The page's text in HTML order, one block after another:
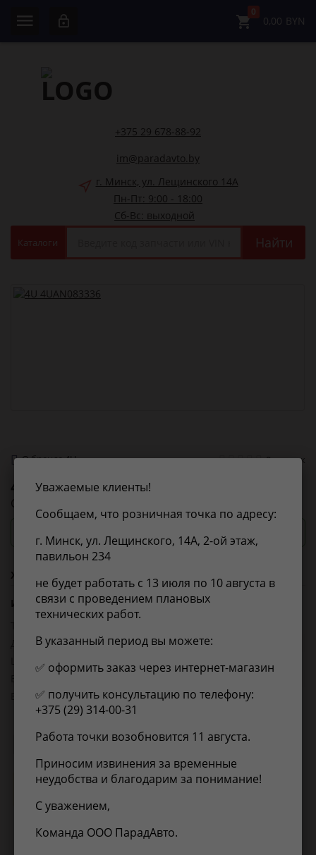
0
0,00 BYN
+375 29 678-88-92
im@paradavto.by
г. Минск, ул. Лещинского 14А
Пн-Пт: 9:00 - 18:00
Сб-Вс: выходной
Каталоги Найти
О бренде 4U 0 оценок
4UAN083336
Характеристики
Из справочника ABCP
Длина, мм:
85
Ширина, мм:
Высота, мм:
Вес, кг:
0.05
Применимость Отзывы
Нет информации о применимости
Уважаемые клиенты!
Сообщаем, что розничная точка по адресу:
г. Минск, ул. Лещинского, 14А, 2-ой этаж,
павильон 234
не будет работать с 13 июля по 10 августа в
связи с проведением плановых
технических работ.
В указанный период вы можете:
✅ оформить заказ через интернет-магазин
✅ получить консультацию по телефону:
+375 (29) 314-00-31
Работа точки возобновится 11 августа.
Приносим извинения за временные
неудобства и благодарим за понимание!
С уважением,
Команда ООО ПарадАвто.